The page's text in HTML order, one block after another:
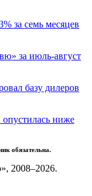
за семь месяцев
за июль-август
базу дилеров
опустилась ниже
обязательна.
2008–2026.